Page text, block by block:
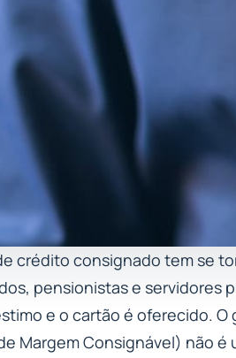
crédito consignado tem se
pensionistas e servidores
e o cartão é oferecido.
Margem Consignável) não